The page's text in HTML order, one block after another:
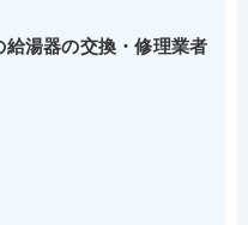
湯器の交換・修理業者